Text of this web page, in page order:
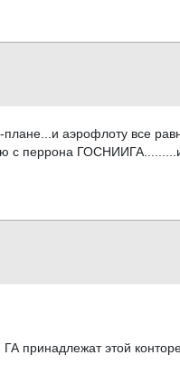
плане...и аэрофлоту все
с перрона
принадлежат этой